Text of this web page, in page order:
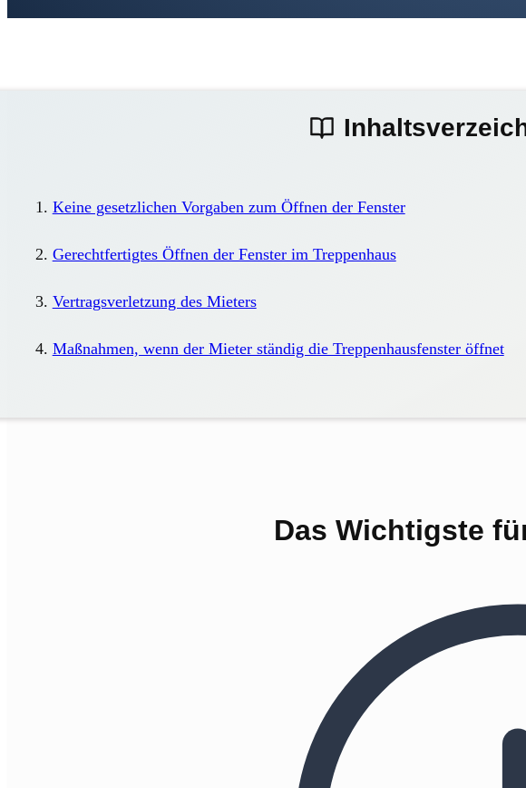
Keine gesetzlichen Vorgaben zum Öffnen der Fenster
Gerechtfertigtes Öffnen der Fenster im Treppenhaus
Vertragsverletzung des Mieters
Maßnahmen, wenn der Mieter ständig die Treppenhausfenster öffnet
Das Wichtigste